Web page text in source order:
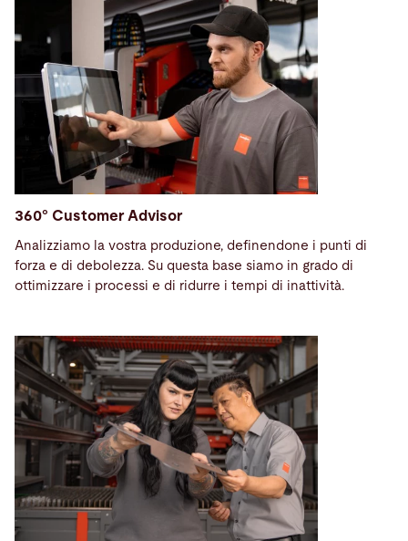
360° Customer Advisor
Analizziamo la vostra produzione, definendone i punti di
forza e di debolezza. Su questa base siamo in grado di
ottimizzare i processi e di ridurre i tempi di inattività.